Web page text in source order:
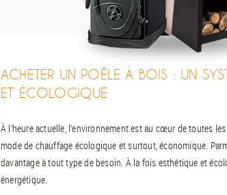
ACHETER UN POÊLE À BOIS : UN
ET ÉCOLOGIQUE
À l’heure actuelle, l’environnement est au cœur de toutes
mode de chauffage écologique et surtout, économique.
davantage à tout type de besoin. À la fois esthétique et
énergétique.